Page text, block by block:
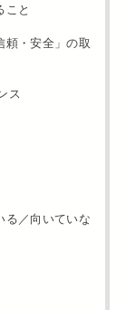
こと
頼・安全」の取
ス
る／向いていな